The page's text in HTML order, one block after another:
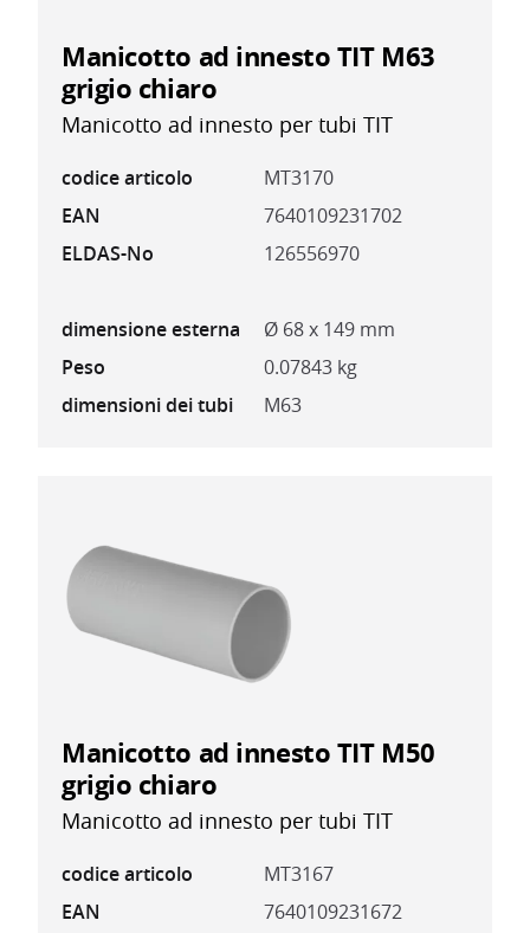
Manicotto ad innesto TIT M63
grigio chiaro
Manicotto ad innesto per tubi TIT
codice articolo
MT3170
EAN
7640109231702
ELDAS-No
126556970
dimensione esterna
Ø 68 x 149 mm
Peso
0.07843 kg
dimensioni dei tubi
M63
Manicotto ad innesto TIT M50
grigio chiaro
Manicotto ad innesto per tubi TIT
codice articolo
MT3167
EAN
7640109231672